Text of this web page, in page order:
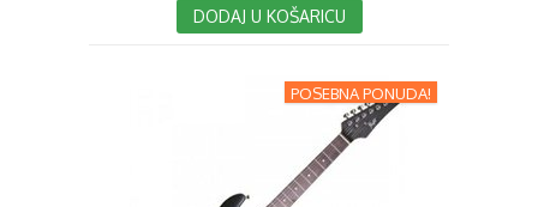
DODAJ U KOŠARICU
POSEBNA PONUDA!